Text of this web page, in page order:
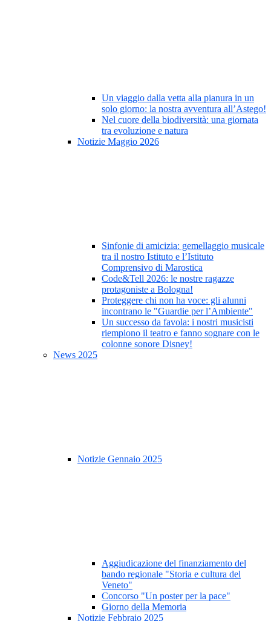
Un viaggio dalla vetta alla pianura in un
solo giorno: la nostra avventura all’Astego!
Nel cuore della biodiversità: una giornata
tra evoluzione e natura
Notizie Maggio 2026
Sinfonie di amicizia: gemellaggio musicale
tra il nostro Istituto e l’Istituto
Comprensivo di Marostica
Code&Tell 2026: le nostre ragazze
protagoniste a Bologna!
Proteggere chi non ha voce: gli alunni
incontrano le "Guardie per l’Ambiente"
Un successo da favola: i nostri musicisti
riempiono il teatro e fanno sognare con le
colonne sonore Disney!
News 2025
Notizie Gennaio 2025
Aggiudicazione del finanziamento del
bando regionale "Storia e cultura del
Veneto"
Concorso "Un poster per la pace"
Giorno della Memoria
Notizie Febbraio 2025